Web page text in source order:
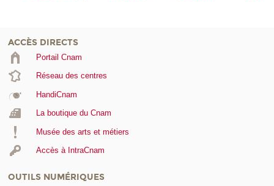
ACCÈS DIRECTS
Portail Cnam
Réseau des centres
HandiCnam
La boutique du Cnam
Musée des arts et métiers
Accès à IntraCnam
OUTILS NUMÉRIQUES